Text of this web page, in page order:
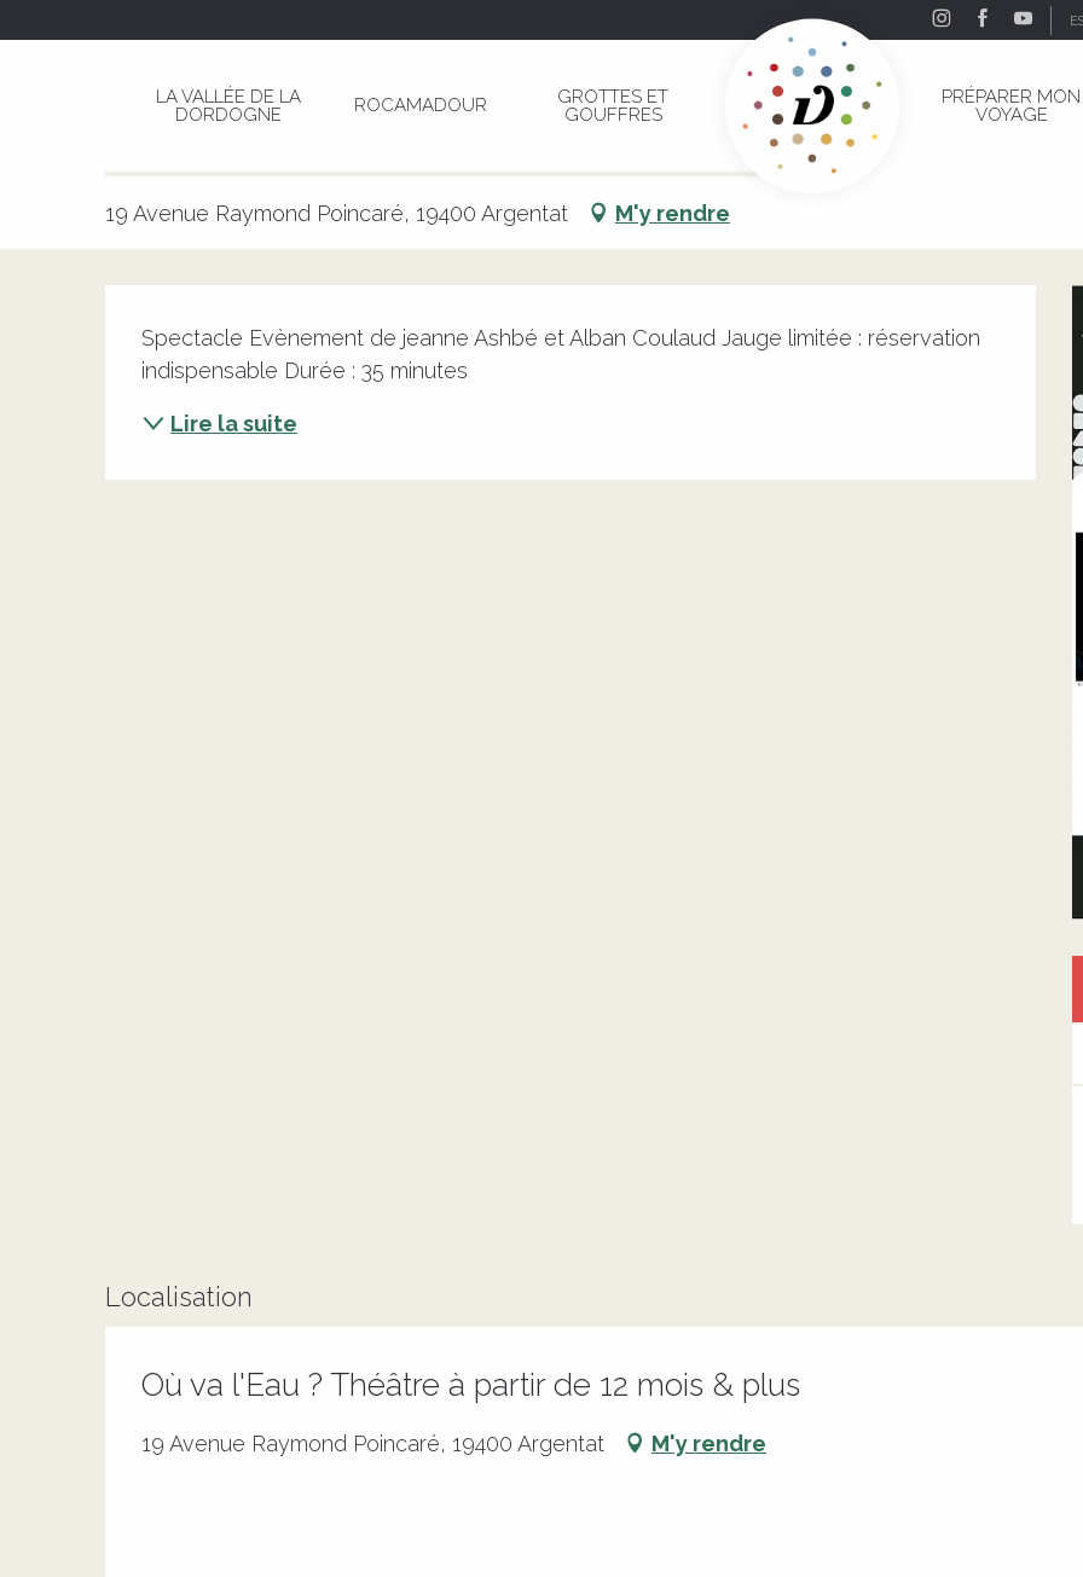
LA VALLÉE DE LA
DORDOGNE
ROCAMADOUR
GROTTES ET
GOUFFRES
PRÉPARER MON
VOYAGE
Où va l'Eau ? Théâtre à partir de 12 mois & plus
19 Avenue Raymond Poincaré, 19400 Argentat M'y rendre
Spectacle Evènement de jeanne Ashbé et Alban Coulaud Jauge limitée : réservation
indispensable Durée : 35 minutes
Lire la suite
Localisation
Où va l'Eau ? Théâtre à partir de 12 mois & plus
19 Avenue Raymond Poincaré, 19400 Argentat M'y rendre